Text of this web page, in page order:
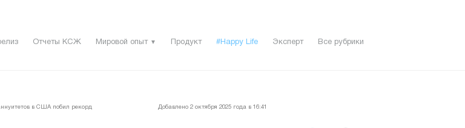
Отчеты КСЖ Мировой опыт ▼ Продукт #Happy Life Эксперт Все рубрики
в США побил рекорд Добавлено 2 октября 2025 года в 16:41